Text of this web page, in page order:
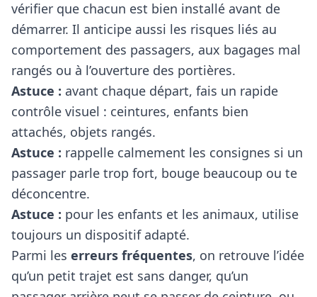
vérifier que chacun est bien installé avant de
démarrer. Il anticipe aussi les risques liés au
comportement des passagers, aux bagages mal
rangés ou à l’ouverture des portières.
Astuce : avant chaque départ, fais un rapide
contrôle visuel : ceintures, enfants bien
attachés, objets rangés.
Astuce : rappelle calmement les consignes si un
passager parle trop fort, bouge beaucoup ou te
déconcentre.
Astuce : pour les enfants et les animaux, utilise
toujours un dispositif adapté.
Parmi les erreurs fréquentes, on retrouve l’idée
qu’un petit trajet est sans danger, qu’un